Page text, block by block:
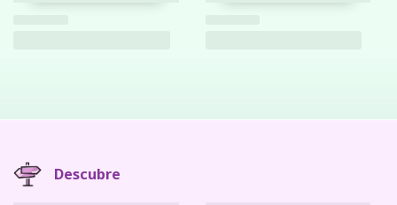
Descubre